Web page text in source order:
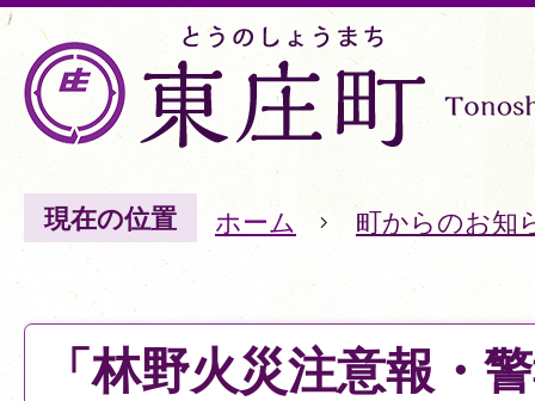
現在の位置 ホーム 町からのお知
「林野火災注意報・